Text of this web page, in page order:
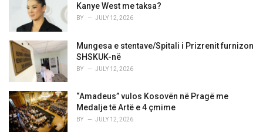
Kanye West me taksa?
BY JULY 12, 2026
Mungesa e stentave/Spitali i Prizrenit furnizon
SHSKUK-në
BY JULY 12, 2026
“Amadeus” vulos Kosovën në Pragë me
Medalje të Artë e 4 çmime
BY JULY 12, 2026